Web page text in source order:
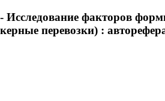
факторов
перевозки) :